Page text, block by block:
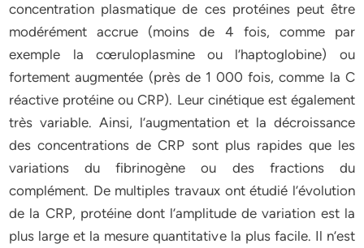
concentration plasmatique de ces protéines peut être
modérément accrue (moins de 4 fois, comme par
exemple la cœruloplasmine ou l’haptoglobine) ou
fortement augmentée (près de 1 000 fois, comme la C
réactive protéine ou CRP). Leur cinétique est également
très variable. Ainsi, l’augmentation et la décroissance
des concentrations de CRP sont plus rapides que les
variations du fibrinogène ou des fractions du
complément. De multiples travaux ont étudié l’évolution
de la CRP, protéine dont l’amplitude de variation est la
plus large et la mesure quantitative la plus facile. Il n’est